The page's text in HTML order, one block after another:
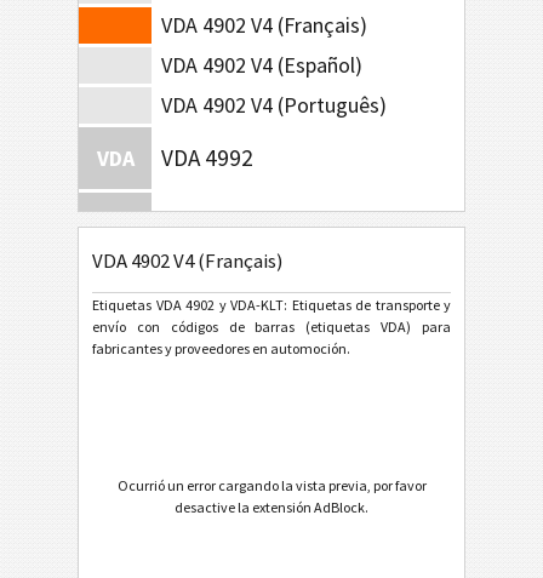
VDA 4902 V4 (Français)
VDA 4902 V4 (Español)
VDA 4902 V4 (Português)
VDA
VDA 4992
VDA VDA 4994
F Ford GTL
AIAG Etiquetas AIAG
VW Volkswagen GTL
VDA 4902 V4 (Français)
Etiquetas VDA 4902 y VDA-KLT: Etiquetas de transporte y
envío con códigos de barras (etiquetas VDA) para
fabricantes y proveedores en automoción.
Ocurrió un error cargando la vista previa, por favor
desactive la extensión AdBlock.